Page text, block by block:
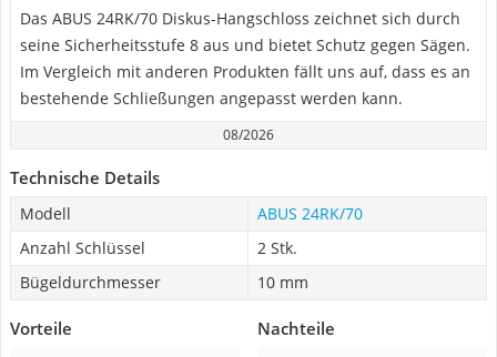
Das ABUS 24RK/70 Diskus-Hangschloss zeichnet sich durch
seine Sicherheitsstufe 8 aus und bietet Schutz gegen Sägen.
Im Vergleich mit anderen Produkten fällt uns auf, dass es an
bestehende Schließungen angepasst werden kann.
08/2026
Technische Details
Modell
ABUS 24RK/70
Anzahl Schlüssel
2 Stk.
Bügeldurchmesser
10 mm
Vorteile Nachteile